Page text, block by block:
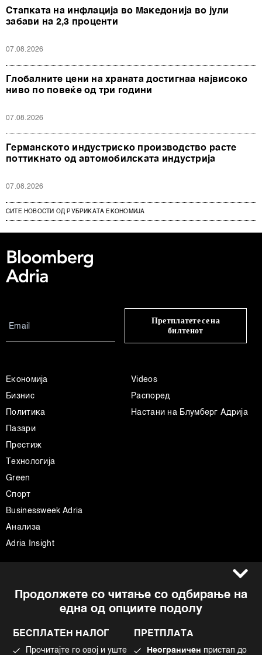
Стапката на инфлација во Македонија во јули
забави на 2,3 проценти
07.08.2026
Глобалните цени на храната достигнаа највисоко
ниво по повеќе од три години
07.08.2026
Германското индустриско производство расте
поттикнато од автомобилската индустрија
07.08.2026
СИТЕ НОВОСТИ ОД РУБРИКАТА ЕКОНОМИЈА
Продолжете со читање со одбирање на
една од опциите подолу
БЕСПЛАТЕН НАЛОГ
Прочитајте го овој и уште
ПРЕТПЛАТА
Неограничен пристап до
Претплатете се на
билтенот
Економија
Бизнис
Политика
Пазари
Престиж
Технологија
Green
Спорт
Businessweek Adria
Анализа
Adria Insight
Videos
Распоред
Настани на Блумберг Адрија
Импресум
Политика на приватност
Политика за колачиња
Facebook
Instagram
Twitter